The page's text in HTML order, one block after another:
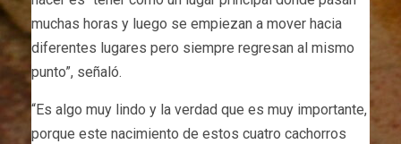
muchas horas y luego se empiezan a mover hacia
diferentes lugares pero siempre regresan al mismo
punto”, señaló.
“Es algo muy lindo y la verdad que es muy importante,
porque este nacimiento de estos cuatro cachorros